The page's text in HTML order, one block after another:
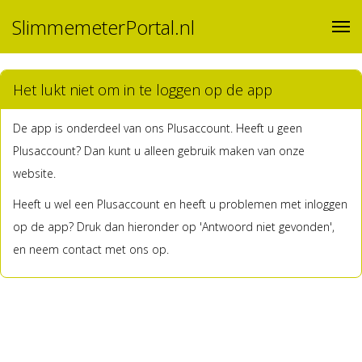
SlimmemeterPortal.nl
Het lukt niet om in te loggen op de app
De app is onderdeel van ons Plusaccount. Heeft u geen
Plusaccount? Dan kunt u alleen gebruik maken van onze
website.
Heeft u wel een Plusaccount en heeft u problemen met inloggen
op de app? Druk dan hieronder op 'Antwoord niet gevonden',
en neem contact met ons op.